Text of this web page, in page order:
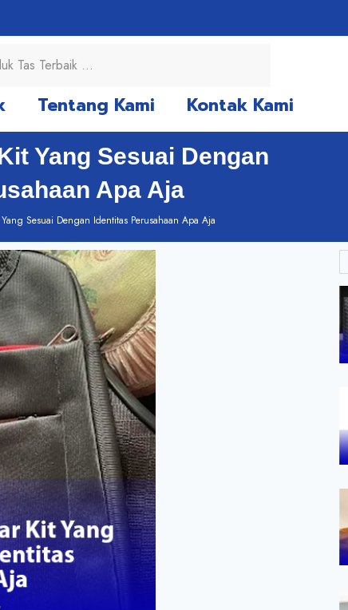
Tentang Kami Kontak Kami
Yang Sesuai Dengan
Apa Aja
Sesuai Dengan Identitas Perusahaan Apa Aja